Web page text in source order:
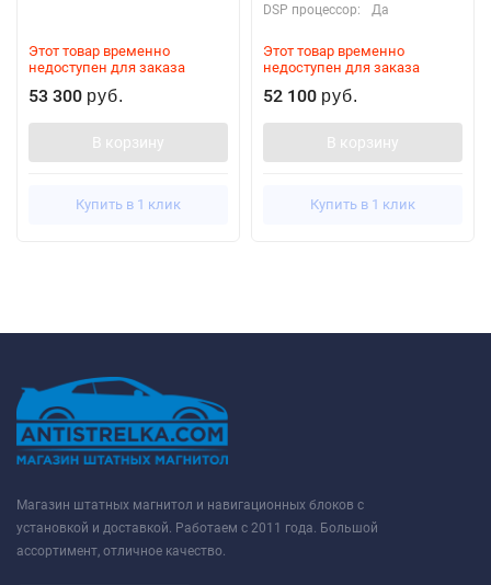
Этот товар временно
недоступен для заказа
53 300 руб.
В корзину
Купить в 1 клик
DSP процессор: Да
Этот товар временно
недоступен для заказа
52 100 руб.
В корзину
Купить в 1 клик
Магазин штатных магнитол и навигационных блоков с
установкой и доставкой. Работаем с 2011 года. Большой
ассортимент, отличное качество.